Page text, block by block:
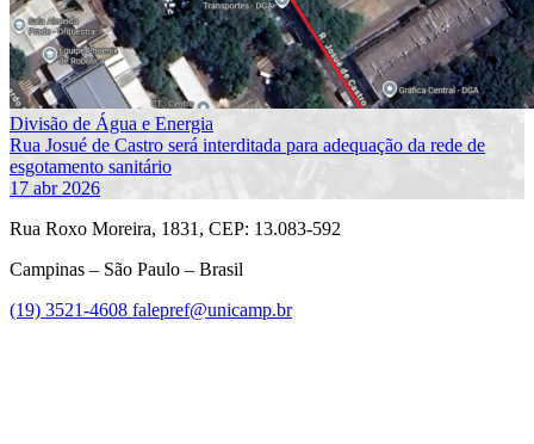
Divisão de Água e Energia
Rua Josué de Castro será interditada para adequação da rede de
esgotamento sanitário
17 abr 2026
Rua Roxo Moreira, 1831, CEP: 13.083-592
Campinas – São Paulo – Brasil
(19) 3521-4608 falepref@unicamp.br